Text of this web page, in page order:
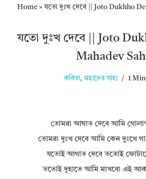
Home»যতো দুঃখ দেবে || Joto Dukhho
যতো দুঃখ দেবে || Joto
Mahadev
কবিতা, মহাদেব সাহা 1
তোমরা আঘাত দেবে আমি
তোমরা দুঃখ দেবে আমি কেন দুঃখে
যতোই আগাত দেবে ততোই
ততোই দুহাতে আমি মাখবো এই